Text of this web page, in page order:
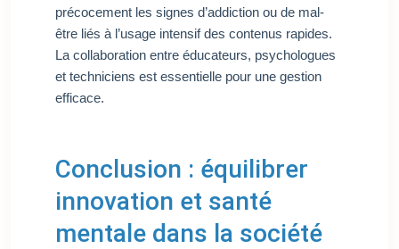
précocement les signes d’addiction ou de mal-
être liés à l’usage intensif des contenus rapides.
La collaboration entre éducateurs, psychologues
et techniciens est essentielle pour une gestion
efficace.
Conclusion : équilibrer
innovation et santé
mentale dans la société